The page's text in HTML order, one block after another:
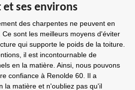
ses environs
des charpentes ne peuvent en
sont les meilleurs moyens d'éviter
qui supporte le poids de la toiture.
il est incontournable de
en la matière. Ainsi, nous pouvons
confiance à Renolde 60. Il a
la matière et n'oubliez pas qu'il